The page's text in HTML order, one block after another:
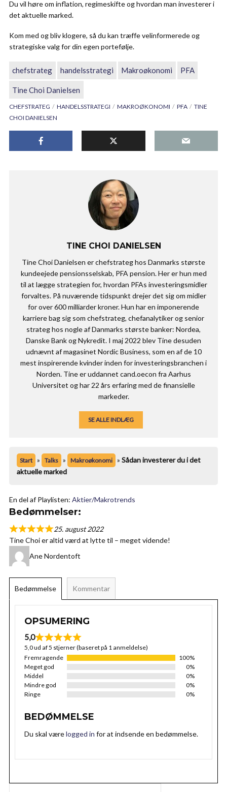
Du vil høre om inflation, regimeskifte og hvordan man investerer i
det aktuelle marked.
Kom med og bliv klogere, så du kan træffe velinformerede og
strategiske valg for din egen portefølje.
chefstrateg handelsstrategi Makroøkonomi PFA
Tine Choi Danielsen
CHEFSTRATEG HANDELSSTRATEGI MAKROØKONOMI PFA
TINE
CHOI DANIELSEN
TINE CHOI DANIELSEN
Tine Choi Danielsen er chefstrateg hos Danmarks største
kundeejede pensionsselskab, PFA pension. Her er hun med
til at lægge strategien for, hvordan PFAs investeringsmidler
forvaltes. På nuværende tidspunkt drejer det sig om midler
for over 600 milliarder kroner. Hun har en imponerende
karriere bag sig som chefstrateg, chefanalytiker og senior
strateg hos nogle af Danmarks største banker: Nordea,
Danske Bank og Nykredit. I maj 2022 blev Tine desuden
udnævnt af magasinet Nordic Business, som en af de 10
mest inspirerende kvinder inden for investeringsbranchen i
Norden. Tine er uddannet cand.oecon fra Aarhus
Universitet og har 22 års erfaring med de finansielle
markeder.
SE ALLE INDLÆG
Start » Talks » Makroøkonomi » Sådan investerer du i det
aktuelle marked
En del af Playlisten: Aktier/Makrotrends
Bedømmelser:
25. august 2022
Tine Choi er altid værd at lytte til – meget vidende!
Ane Nordentoft
Bedømmelse Kommentar
OPSUMERING
5,0
5,0 ud af 5 stjerner (baseret på 1 anmeldelse)
Fremragende
100%
Meget god
0%
Middel
0%
Mindre god
0%
Ringe
0%
BEDØMMELSE
Du skal værelogged in for at indsende en bedømmelse.